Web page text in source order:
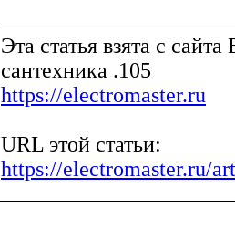
Эта статья взята с
сантехника .105
https://electromaster.ru
URL этой статьи:
https://electromaster.ru/